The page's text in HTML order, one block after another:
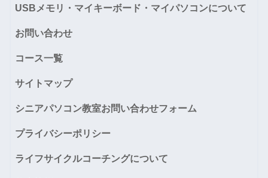
USBメモリ・マイキーボード・マイパソコンについて
お問い合わせ
コース一覧
サイトマップ
シニアパソコン教室お問い合わせフォーム
プライバシーポリシー
ライフサイクルコーチングについて